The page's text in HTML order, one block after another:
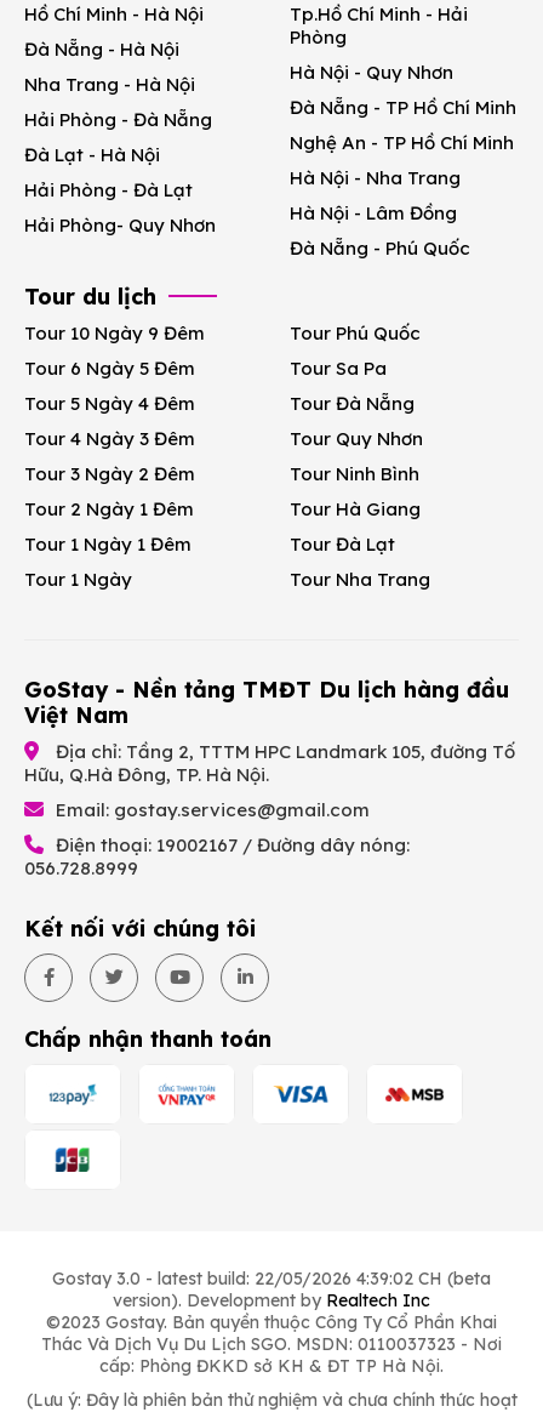
Hồ Chí Minh - Hà Nội
Đà Nẵng - Hà Nội
Nha Trang - Hà Nội
Hải Phòng - Đà Nẵng
Đà Lạt - Hà Nội
Hải Phòng - Đà Lạt
Hải Phòng- Quy Nhơn
Tp.Hồ Chí Minh - Hải
Phòng
Hà Nội - Quy Nhơn
Đà Nẵng - TP Hồ Chí Minh
Nghệ An - TP Hồ Chí Minh
Hà Nội - Nha Trang
Hà Nội - Lâm Đồng
Đà Nẵng - Phú Quốc
Tour du lịch
Tour 10 Ngày 9 Đêm
Tour 6 Ngày 5 Đêm
Tour 5 Ngày 4 Đêm
Tour 4 Ngày 3 Đêm
Tour 3 Ngày 2 Đêm
Tour 2 Ngày 1 Đêm
Tour 1 Ngày 1 Đêm
Tour 1 Ngày
Tour Phú Quốc
Tour Sa Pa
Tour Đà Nẵng
Tour Quy Nhơn
Tour Ninh Bình
Tour Hà Giang
Tour Đà Lạt
Tour Nha Trang
GoStay - Nền tảng TMĐT Du lịch hàng đầu
Việt Nam
Địa chỉ: Tầng 2, TTTM HPC Landmark 105, đường Tố
Hữu, Q.Hà Đông, TP. Hà Nội.
Email: gostay.services@gmail.com
Điện thoại: 19002167 / Đường dây nóng:
056.728.8999
Kết nối với chúng tôi
Chấp nhận thanh toán
Gostay 3.0 - latest build: 22/05/2026 4:39:02 CH (beta
version). Development by Realtech Inc
©2023 Gostay. Bản quyền thuộc Công Ty Cổ Phần Khai
Thác Và Dịch Vụ Du Lịch SGO. MSDN: 0110037323 - Nơi
cấp: Phòng ĐKKD sở KH & ĐT TP Hà Nội.
(Lưu ý: Đây là phiên bản thử nghiệm và chưa chính thức hoạt